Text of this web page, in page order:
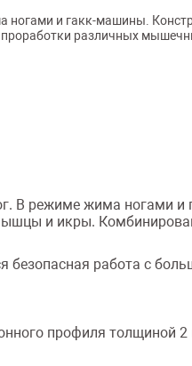
и гакк-машины.
различных
В режиме жима ногами и
и икры.
безопасная работа с
профиля толщиной